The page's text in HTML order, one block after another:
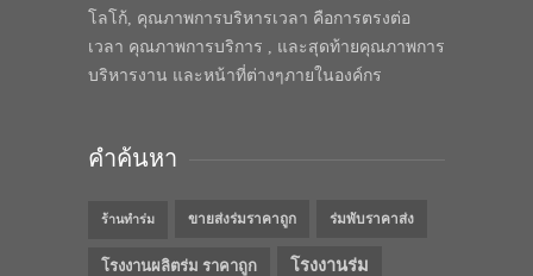
โลโก้, คุณภาพการบริหารเวลา คือการตรงต่อ
เวลา คุณภาพการบริการ , และสุดท้ายคุณภาพการ
บริหารงาน และหน้าที่ต่างๆภายในองค์กร
คำค้นหา
ร้านทำร่ม ขายส่งร่มราคาถูก ร่มพับราคาส่ง
โรงงานผลิตร่ม ราคาถูก โรงงานร่ม